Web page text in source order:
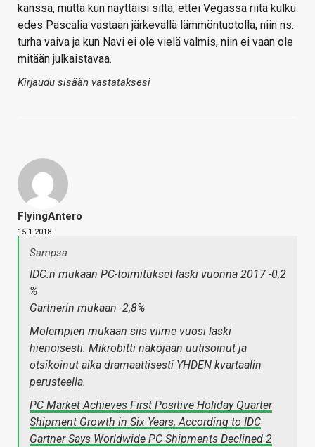
kanssa, mutta kun näyttäisi siltä, ettei Vegassa riitä kulku
edes Pascalia vastaan järkevällä lämmöntuotolla, niin ns.
turha vaiva ja kun Navi ei ole vielä valmis, niin ei vaan ole
mitään julkaistavaa.
Kirjaudu sisään vastataksesi
FlyingAntero
15.1.2018
Sampsa
IDC:n mukaan PC-toimitukset laski vuonna 2017 -0,2
%
Gartnerin mukaan -2,8%
Molempien mukaan siis viime vuosi laski
hienoisesti. Mikrobitti näköjään uutisoinut ja
otsikoinut aika dramaattisesti YHDEN kvartaalin
perusteella.
PC Market Achieves First Positive Holiday Quarter
Shipment Growth in Six Years, According to IDC
Gartner Says Worldwide PC Shipments Declined 2